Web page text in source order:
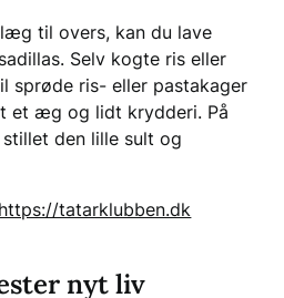
til overs, kan du lave
Selv kogte ris eller
sprøde ris- eller pastakager
et æg og lidt krydderi. På
den lille sult og
tatarklubben.dk
nyt liv